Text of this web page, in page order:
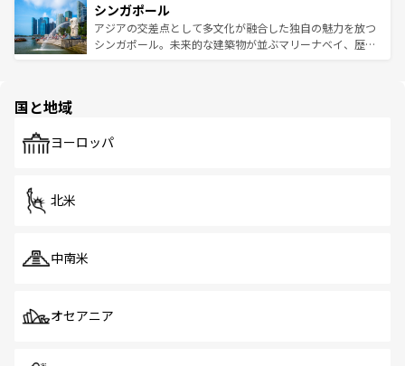
参照してほしい。
激する。気候は一年中温暖で、どの季節にも異なる楽しみ
が待っている。親しみやすいタイの人々、仏教を中心とし
た文化、そして多様な観光資源が、訪れる旅人を魅了し続
み、どこを訪れても感動するはず。観光スポットが密集し
ており、効率よく見どころを回れるのも魅力。息をのむよ
うな絶景から文化的な体験まで、香港を存分に楽しみ尽く
シンガポール
アジアの交差点として多文化が融合した独自の魅力を放つ
シンガポール。未来的な建築物が並ぶマリーナベイ、歴史
で、ホーカーズは地元の風情を楽しめる外せないスポット
国と地域
ヨーロッパ
北米
中南米
オセアニア